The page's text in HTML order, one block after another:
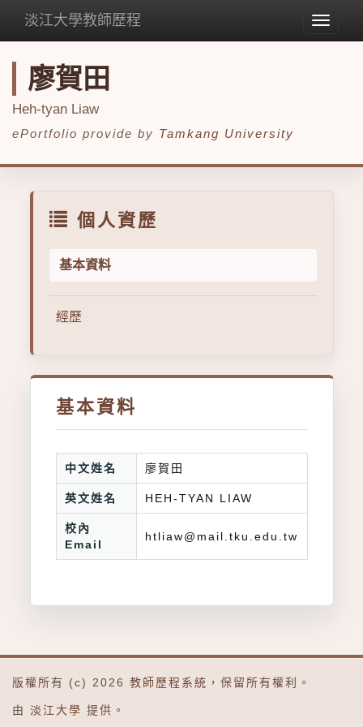
Toggle
淡江大學教師歷程
廖賀田
Heh-tyan Liaw
ePortfolio provide by Tamkang University
個人資歷
基本資料
經歷
基本資料
中文姓名 廖賀田
英文姓名 HEH-TYAN LIAW
校內
Email
htliaw@mail.tku.edu.tw
版權所有 (c) 2026 教師歷程系統 ，保留所有權利。
由 淡江大學 提供。